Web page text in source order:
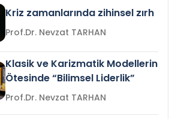
Kriz zamanlarında zihinsel zırh
Prof.Dr. Nevzat TARHAN
Klasik ve Karizmatik Modellerin
Ötesinde “Bilimsel Liderlik”
Prof.Dr. Nevzat TARHAN